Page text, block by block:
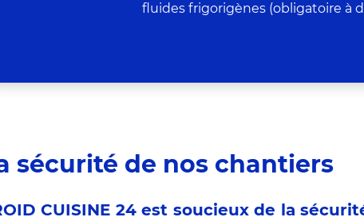
fluides frigorigènes (obligatoire à
sécurité de nos chantiers
CUISINE 24 est soucieux de la